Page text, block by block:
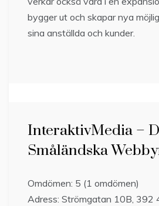
bygger ut och skapar nya
sina anställda och kunder.
InteraktivMedia –
Småländska
Omdömen: 5 (1 omdömen)
Adress: Strömgatan 10B, 392